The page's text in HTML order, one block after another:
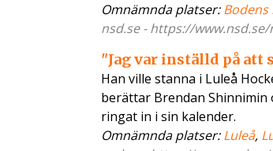
Omnämnda platser:
nsd.se - https://
"Jag var inställd på att
Han ville stanna i Luleå
berättar Brendan Shinnimin
ringat in i sin kalender.
Omnämnda platser:Luleå,